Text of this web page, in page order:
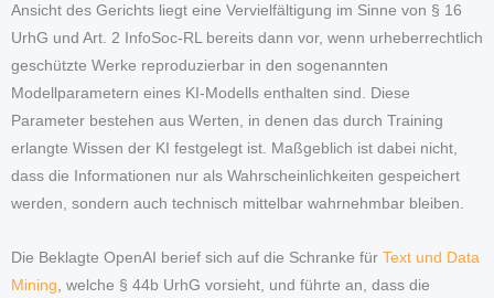
Ansicht des Gerichts liegt eine Vervielfältigung im Sinne von § 16
UrhG und Art. 2 InfoSoc-RL bereits dann vor, wenn urheberrechtlich
geschützte Werke reproduzierbar in den sogenannten
Modellparametern eines KI-Modells enthalten sind. Diese
Parameter bestehen aus Werten, in denen das durch Training
erlangte Wissen der KI festgelegt ist. Maßgeblich ist dabei nicht,
dass die Informationen nur als Wahrscheinlichkeiten gespeichert
werden, sondern auch technisch mittelbar wahrnehmbar bleiben.
Die Beklagte OpenAI berief sich auf die Schranke für Text und Data
Mining , welche § 44b UrhG vorsieht, und führte an, dass die